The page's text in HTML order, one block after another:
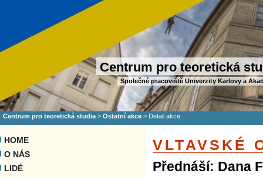
Centrum pro teoretická
Společné pracoviště Univerzity Karlovy a
Centrum pro teoretická studia > Ostatní akce > Detail akce
HOME
O NÁS
LIDÉ
VLTAVSKÉ
Přednáší: Dana